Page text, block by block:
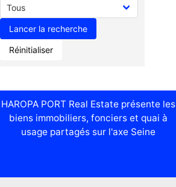
Réinitialiser
HAROPA PORT Real Estate présente les
biens immobiliers, fonciers et quai à
usage partagés sur l'axe Seine